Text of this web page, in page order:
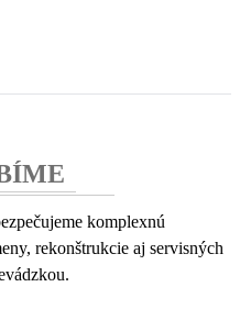
komplexnú
rekonštrukcie aj servisných